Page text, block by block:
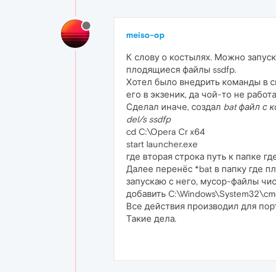
meiso-op
К слову о костылях. Можно
плодящиеся файлы ssdfp.
Хотел было внедрить команды в
его в экзеник, да чой-то не
Сделал иначе, создал bat файл с
del/s ssdfp
cd C:\Opera Cr x64
start launcher.exe
где вторая строка путь к папке
Далее перенёс *bat в папку где
запускаю с него, мусор-файлы
добавить
Все действия производил для
Такие дела.